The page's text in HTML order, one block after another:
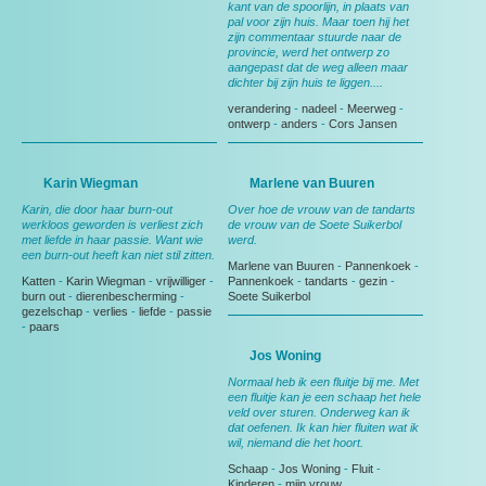
kant van de spoorlijn, in plaats van
pal voor zijn huis. Maar toen hij het
zijn commentaar stuurde naar de
provincie, werd het ontwerp zo
aangepast dat de weg alleen maar
dichter bij zijn huis te liggen....
verandering - nadeel - Meerweg -
ontwerp - anders - Cors Jansen
Karin Wiegman
Karin, die door haar burn-out
werkloos geworden is verliest zich
met liefde in haar passie. Want wie
een burn-out heeft kan niet stil zitten.
Katten - Karin Wiegman - vrijwilliger -
burn out - dierenbescherming -
gezelschap - verlies - liefde - passie
- paars
Marlene van Buuren
Over hoe de vrouw van de tandarts
de vrouw van de Soete Suikerbol
werd.
Marlene van Buuren - Pannenkoek -
Pannenkoek - tandarts - gezin -
Soete Suikerbol
Jos Woning
Normaal heb ik een fluitje bij me. Met
een fluitje kan je een schaap het hele
veld over sturen. Onderweg kan ik
dat oefenen. Ik kan hier fluiten wat ik
wil, niemand die het hoort.
Schaap - Jos Woning - Fluit -